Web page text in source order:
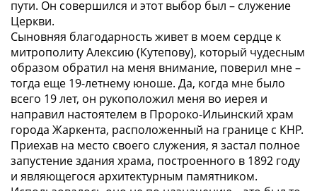
пути. Он совершился и этот выбор был – служение
Церкви.
Сыновняя благодарность живет в моем сердце к
митрополиту Алексию (Кутепову), который чудесным
образом обратил на меня внимание, поверил мне –
тогда еще 19-летнему юноше. Да, когда мне было
всего 19 лет, он рукоположил меня во иерея и
направил настоятелем в Пророко-Ильинский храм
города Жаркента, расположенный на границе с КНР.
Приехав на место своего служения, я застал полное
запустение здания храма, построенного в 1892 году
и являющегося архитектурным памятником.